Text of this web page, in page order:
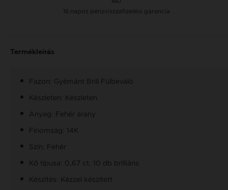
16 napos pénzvisszafizetési garancia
Termékleírás
Fazon: Gyémánt Brill Fülbevaló
Készleten: Készleten
Anyag: Fehér arany
Finomság: 14K
Szín: Fehér
Kő típusa: 0,67 ct. 10 db brilliáns
Készítés: Kézzel készített